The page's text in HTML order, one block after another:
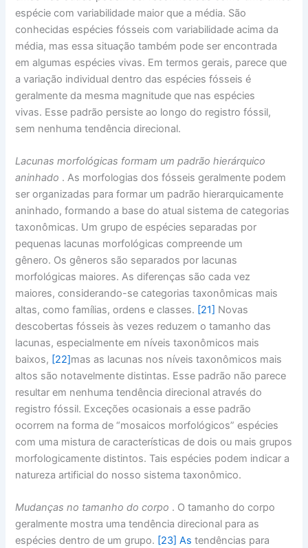
espécie com variabilidade maior que a média. São
conhecidas espécies fósseis com variabilidade acima da
média, mas essa situação também pode ser encontrada
em algumas espécies vivas. Em termos gerais, parece que
a variação individual dentro das espécies fósseis é
geralmente da mesma magnitude que nas espécies
vivas. Esse padrão persiste ao longo do registro fóssil,
sem nenhuma tendência direcional.
Lacunas morfológicas formam um padrão hierárquico
aninhado . As morfologias dos fósseis geralmente podem
ser organizadas para formar um padrão hierarquicamente
aninhado, formando a base do atual sistema de categorias
taxonômicas. Um grupo de espécies separadas por
pequenas lacunas morfológicas compreende um
gênero. Os gêneros são separados por lacunas
morfológicas maiores. As diferenças são cada vez
maiores, considerando-se categorias taxonômicas mais
altas, como famílias, ordens e classes. [21] Novas
descobertas fósseis às vezes reduzem o tamanho das
lacunas, especialmente em níveis taxonômicos mais
baixos, [22]mas as lacunas nos níveis taxonômicos mais
altos são notavelmente distintas. Esse padrão não parece
resultar em nenhuma tendência direcional através do
registro fóssil. Exceções ocasionais a esse padrão
ocorrem na forma de “mosaicos morfológicos” espécies
com uma mistura de características de dois ou mais grupos
morfologicamente distintos. Tais espécies podem indicar a
natureza artificial do nosso sistema taxonômico.
Mudanças no tamanho do corpo . O tamanho do corpo
geralmente mostra uma tendência direcional para as
espécies dentro de um grupo. [23] As tendências para